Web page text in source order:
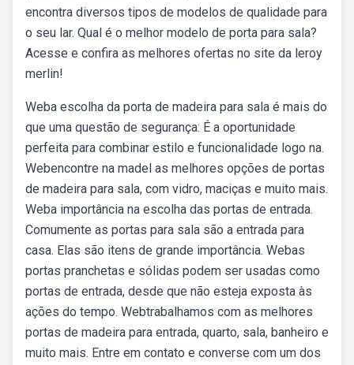
encontra diversos tipos de modelos de qualidade para
o seu lar. Qual é o melhor modelo de porta para sala?
Acesse e confira as melhores ofertas no site da leroy
merlin!
Weba escolha da porta de madeira para sala é mais do
que uma questão de segurança: É a oportunidade
perfeita para combinar estilo e funcionalidade logo na.
Webencontre na madel as melhores opções de portas
de madeira para sala, com vidro, maciças e muito mais.
Weba importância na escolha das portas de entrada.
Comumente as portas para sala são a entrada para
casa. Elas são itens de grande importância. Webas
portas pranchetas e sólidas podem ser usadas como
portas de entrada, desde que não esteja exposta às
ações do tempo. Webtrabalhamos com as melhores
portas de madeira para entrada, quarto, sala, banheiro e
muito mais. Entre em contato e converse com um dos